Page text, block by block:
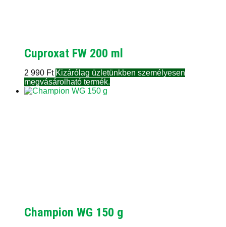
Cuproxat FW 200 ml
2 990 Ft Kizárólag üzletünkben személyesen
megvásárolható termék.
Champion WG 150 g